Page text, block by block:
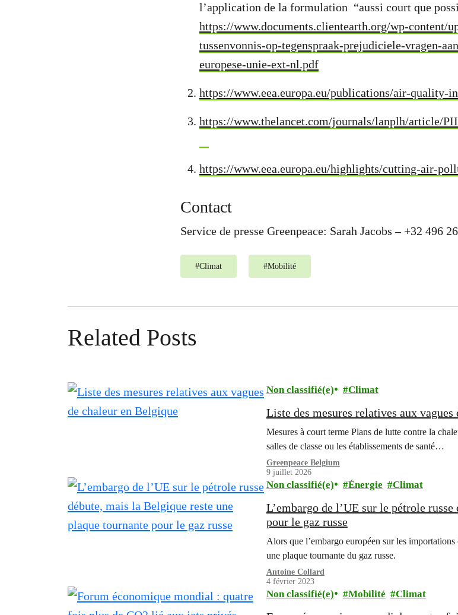
l’application de la formulation “aussi court que
https://www.documents.clientearth.org/wp-content/
tussenvonnis-op-tegenspraak-prejudiciele-vragen-
europese-unie-ext-nl.pdf
https://www.eea.europa.eu/publications/air-quality-
https://www.thelancet.com/journals/lanplh/article/
https://www.eea.europa.eu/highlights/cutting-air-
Contact
Service de presse Greenpeace: Sarah Jacobs – +32 496
#Climat #Mobilité
Related Posts
Non classifié(e) Climat
Liste des mesures relatives aux
Mesures à court terme Plans de lutte contre la
salles de classe ou les établissements de santé…
Greenpeace Belgium
9 juillet 2026
Non classifié(e) Énergie Climat
L’embargo de l’UE sur le pétrole
pour le gaz russe
Alors que l’embargo européen sur les
une plaque tournante du gaz russe.
Antoine Collard
4 février 2023
Non classifié(e) Mobilité Climat